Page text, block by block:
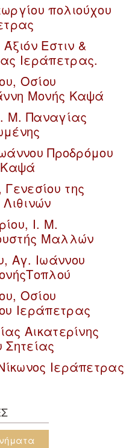
πολιούχου
Άξιόν Εστιν &
Ιεράπετρας.
Οσίου
Μονής Καψά
Μ. Παναγίας
Προδρόμου
της
Ι. Μ.
Μαλλών
Αγ. Ιωάννου
Οσίου
Ιεράπετρας
Αικατερίνης
Σητείας
Ιεράπετρας